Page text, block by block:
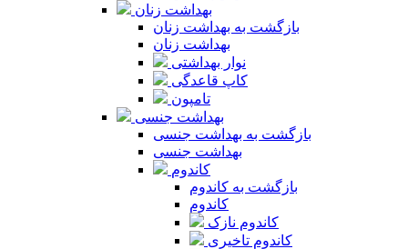
بهداشت زنان
بازگشت به بهداشت زنان
بهداشت زنان
نوار بهداشتی
کاپ قاعدگی
تامپون
بهداشت جنسی
بازگشت به بهداشت جنسی
بهداشت جنسی
کاندوم
بازگشت به کاندوم
کاندوم
کاندوم نازک
کاندوم تاخیری